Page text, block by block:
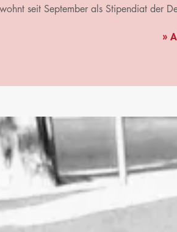
seit September als Stipendiat der
»